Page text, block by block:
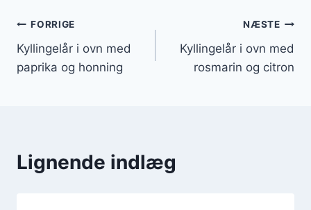
Indlægsnavigation
FORRIGE
Kyllingelår i ovn med
paprika og honning
NÆSTE
Kyllingelår i ovn med
rosmarin og citron
Lignende indlæg